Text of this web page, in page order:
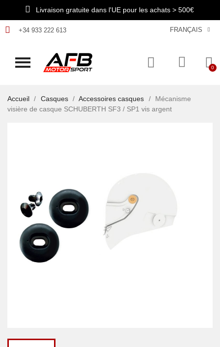
Livraison gratuite dans l'UE pour les achats > 500€
+34 933 222 613 FRANÇAIS
Accueil Casques Accessoires casques
Mécanisme
visière de casque SCHUBERTH SF3 / SP1 vis argent